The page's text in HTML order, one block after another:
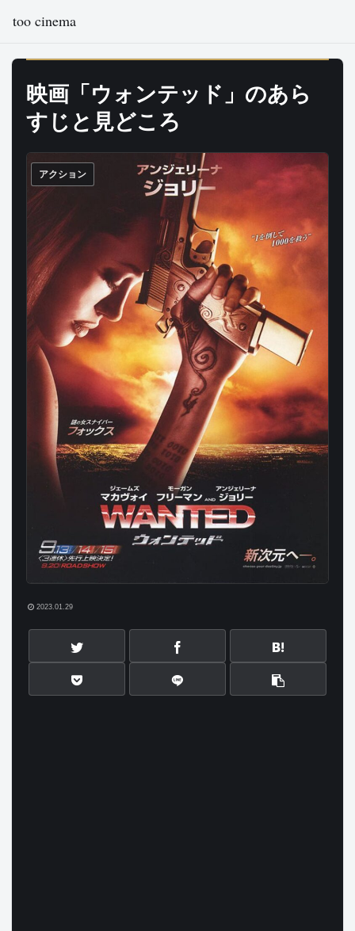
too cinema
映画「ウォンテッド」のあら
すじと見どころ
アクション
2023.01.29